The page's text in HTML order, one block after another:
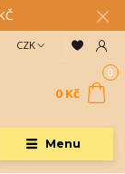
Menu
CZK
0
0 Kč